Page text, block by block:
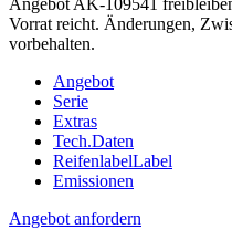
Vorrat reicht. Änderungen,
vorbehalten.
Angebot
Serie
Extras
Tech.Daten
ReifenlabelLabel
Emissionen
Angebot anfordern